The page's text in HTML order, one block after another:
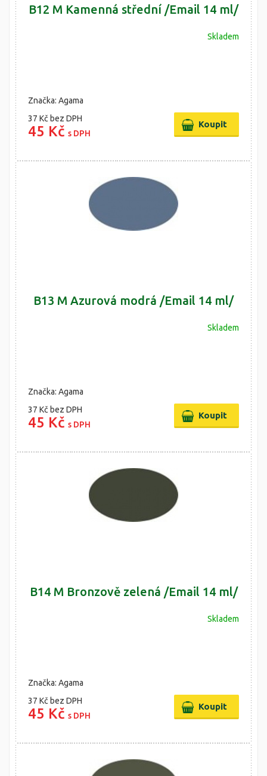
B12 M Kamenná střední /Email 14 ml/
Skladem
Značka: Agama
37 Kč bez DPH
45 Kč s DPH
B13 M Azurová modrá /Email 14 ml/
Skladem
Značka: Agama
37 Kč bez DPH
45 Kč s DPH
B14 M Bronzově zelená /Email 14 ml/
Skladem
Značka: Agama
37 Kč bez DPH
45 Kč s DPH